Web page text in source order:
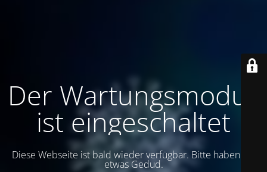
Der Wartungsmodus
ist eingeschaltet
Diese Webseite ist bald wieder verfügbar. Bitte haben Sie
etwas Gedud.